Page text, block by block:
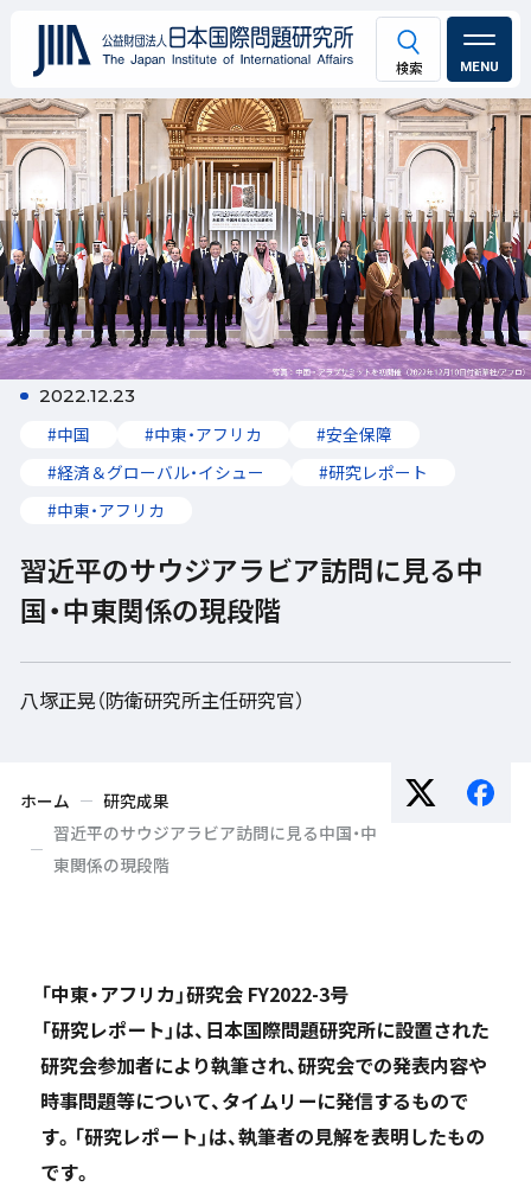
MENU
2022.12.23
#中国 #中東・アフリカ
#安全保障
#経済＆グローバル・イシュー
#研究レポート
#中東・アフリカ
習近平のサウジアラビア訪問に見る中
国・中東関係の現段階
八塚正晃（防衛研究所主任研究官）
ホーム
研究成果
習近平のサウジアラビア訪問に見る中国・中
東関係の現段階
「中東・アフリカ」研究会 FY2022-3号
「研究レポート」は、日本国際問題研究所に設置された
研究会参加者により執筆され、研究会での発表内容や
時事問題等について、タイムリーに発信するもので
す。「研究レポート」は、執筆者の見解を表明したもの
です。